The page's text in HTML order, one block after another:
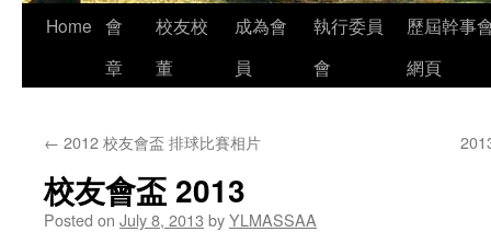
Skip
Home 會
章
校友校
董
成為會
員
執行委員
會
歷屆幹事
網頁
← 2012 校友會盃 排球比賽相片
校友會盃 2013
Posted on July 8, 2013 byYLMASSAA